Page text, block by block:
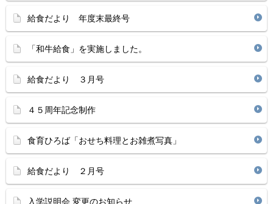
給食だより 年度末最終号
「和牛給食」を実施しました。
給食だより ３月号
４５周年記念制作
食育ひろば「おせち料理とお雑煮写真」
給食だより ２月号
入学説明会 変更のお知らせ